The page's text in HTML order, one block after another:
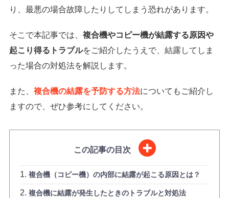
り、最悪の場合故障したりしてしまう恐れがあります。
そこで本記事では、 複合機やコピー機が結露する原因や
起こり得るトラブルをご紹介したうえで、結露してしま
った場合の対処法を解説します。
また、 複合機の結露を予防する方法についてもご紹介し
ますので、ぜひ参考にしてください。
この記事の目次
複合機（コピー機）の内部に結露が起こる原因とは？
複合機に結露が発生したときのトラブルと対処法